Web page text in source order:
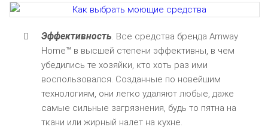
Эффективность Все средства бренда Amway
Home™ в высшей степени эффективны, в чем
убедились те хозяйки, кто хоть раз ими
воспользовался. Созданные по новейшим
технологиям, они легко удаляют любые, даже
самые сильные загрязнения, будь то пятна на
ткани или жирный налет на кухне.